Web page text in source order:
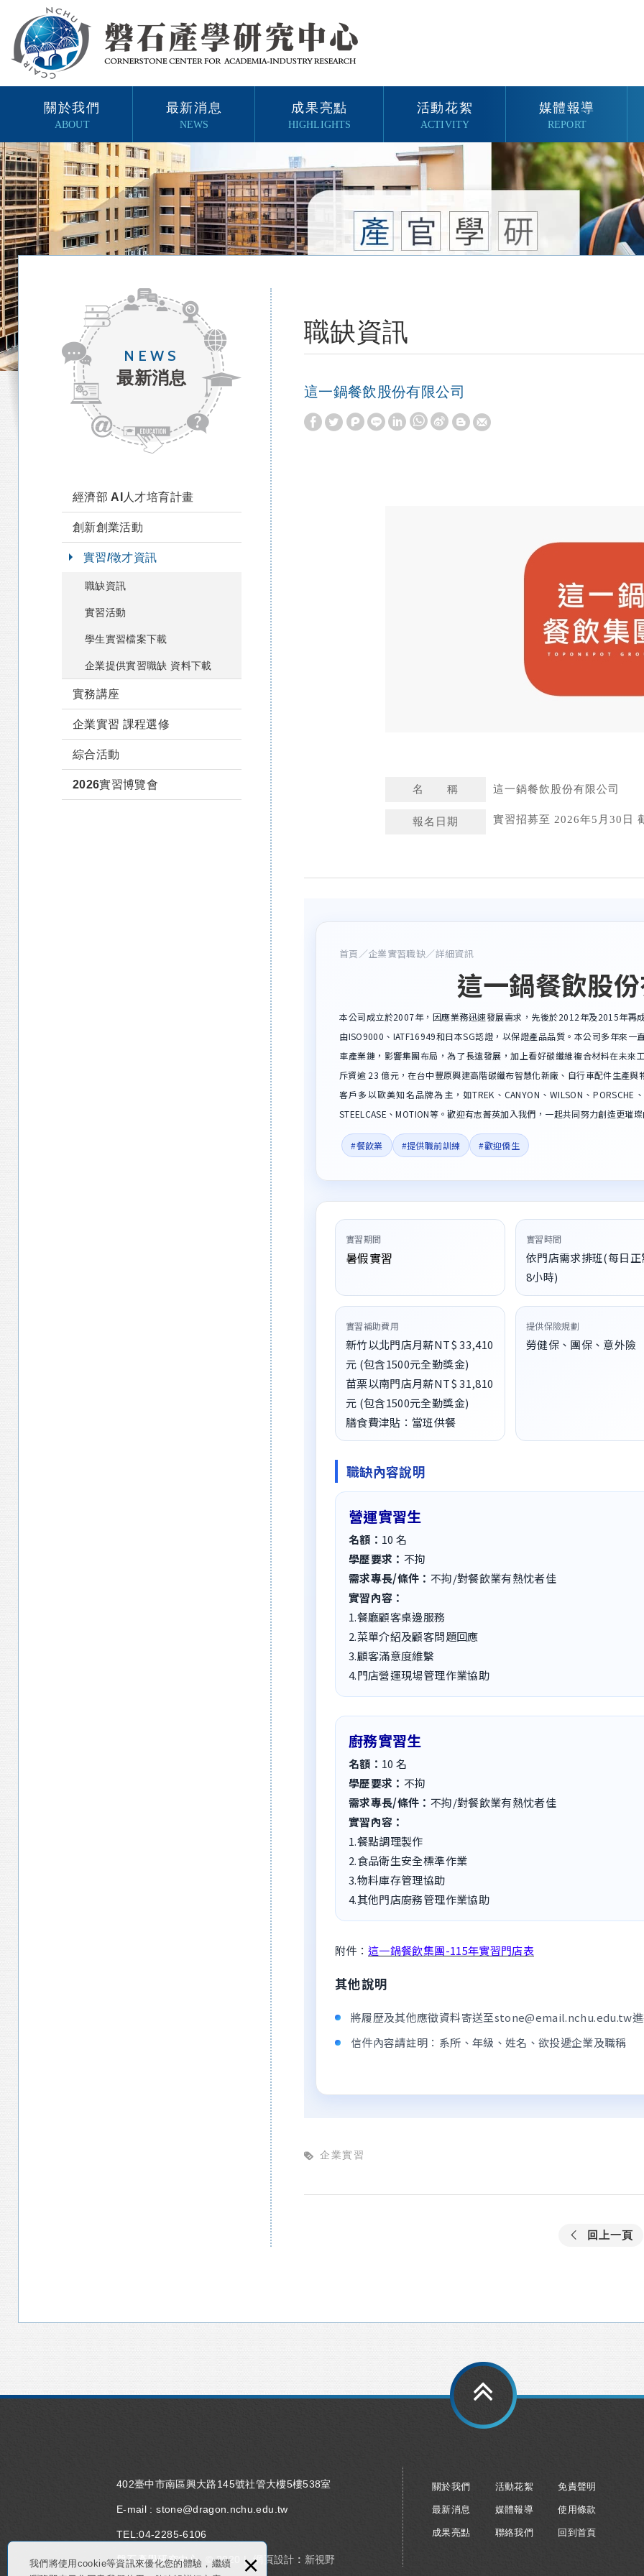
我們將使用cookie等資訊來優化您的體驗，繼續
×
關於我們
ABOUT
最新消息
NEWS
成果亮點
HIGHLIGHTS
活動花絮
ACTIVITY
媒體報導
REPORT
NEWS
最新消息
經濟部 AI人才培育計畫
創新創業活動
實習/徵才資訊
職缺資訊
實習活動
學生實習檔案下載
企業提供實習職缺 資料下載
實務講座
企業實習 課程選修
綜合活動
2026實習博覽會
職缺資訊
這一鍋餐飲股份有限公司
名 稱 這一鍋餐飲股份有限公司
報名日期 實習招募至 2026年5月30日
首頁 ／企業實習職缺／詳細資訊
這一鍋餐飲股
本公司成立於2007年，因應業務迅速發展需求，先後於2012年及2015年再
由ISO9000、IATF16949和日本SG認證，以保證產品品質。本公司多年來
車產業鏈，影響集團布局，為了長遠發展，加上看好碳纖維複合材料在未
斥資逾 23 億元，在台中豐原興建高階碳纖布智慧化新廠、自行車配件生產與
客戶多以歐美知名品牌為主，如TREK、CANYON、WILSON、PORSCHE
STEELCASE、MOTION等。歡迎有志菁英加入我們，一起共同努力創造更璀
#餐飲業 #提供職前訓練 #歡迎僑生
實習期間
暑假實習
實習時間
依門店需求排班(每日正
8小時)
實習補助費用
新竹以北門店月薪NT$ 33,410
元 (包含1500元全勤獎金)
苗栗以南門店月薪NT$ 31,810
元 (包含1500元全勤獎金)
膳食費津貼：當班供餐
提供保險規劃
勞健保、團保、意外險
職缺內容說明
營運實習生
名額： 10 名
學歷要求： 不拘
需求專長/條件： 不拘/對餐飲業有熱忱者佳
實習內容：
1.餐廳顧客桌邊服務
2.菜單介紹及顧客問題回應
3.顧客滿意度維繫
4.門店營運現場管理作業協助
廚務實習生
名額： 10 名
學歷要求： 不拘
需求專長/條件： 不拘/對餐飲業有熱忱者佳
實習內容：
1.餐點調理製作
2.食品衛生安全標準作業
3.物料庫存管理協助
4.其他門店廚務管理作業協助
附件：這一鍋餐飲集團-115年實習門店表
其他說明
將履歷及其他應徵資料寄送至stone@email.nchu.edu.tw
信件內容請註明：系所、年級、姓名、欲投遞企業及職稱
企業實習
回上一頁
402臺中市南區興大路145號社管大樓5樓538室
E-mail :stone@dragon.nchu.edu.tw
TEL:04-2285-6106
磐石產學研究中心 © 2020 | 網頁設計 : 新視野
關於我們
最新消息
成果亮點
活動花絮
媒體報導
聯絡我們
免責聲明
使用條款
回到首頁